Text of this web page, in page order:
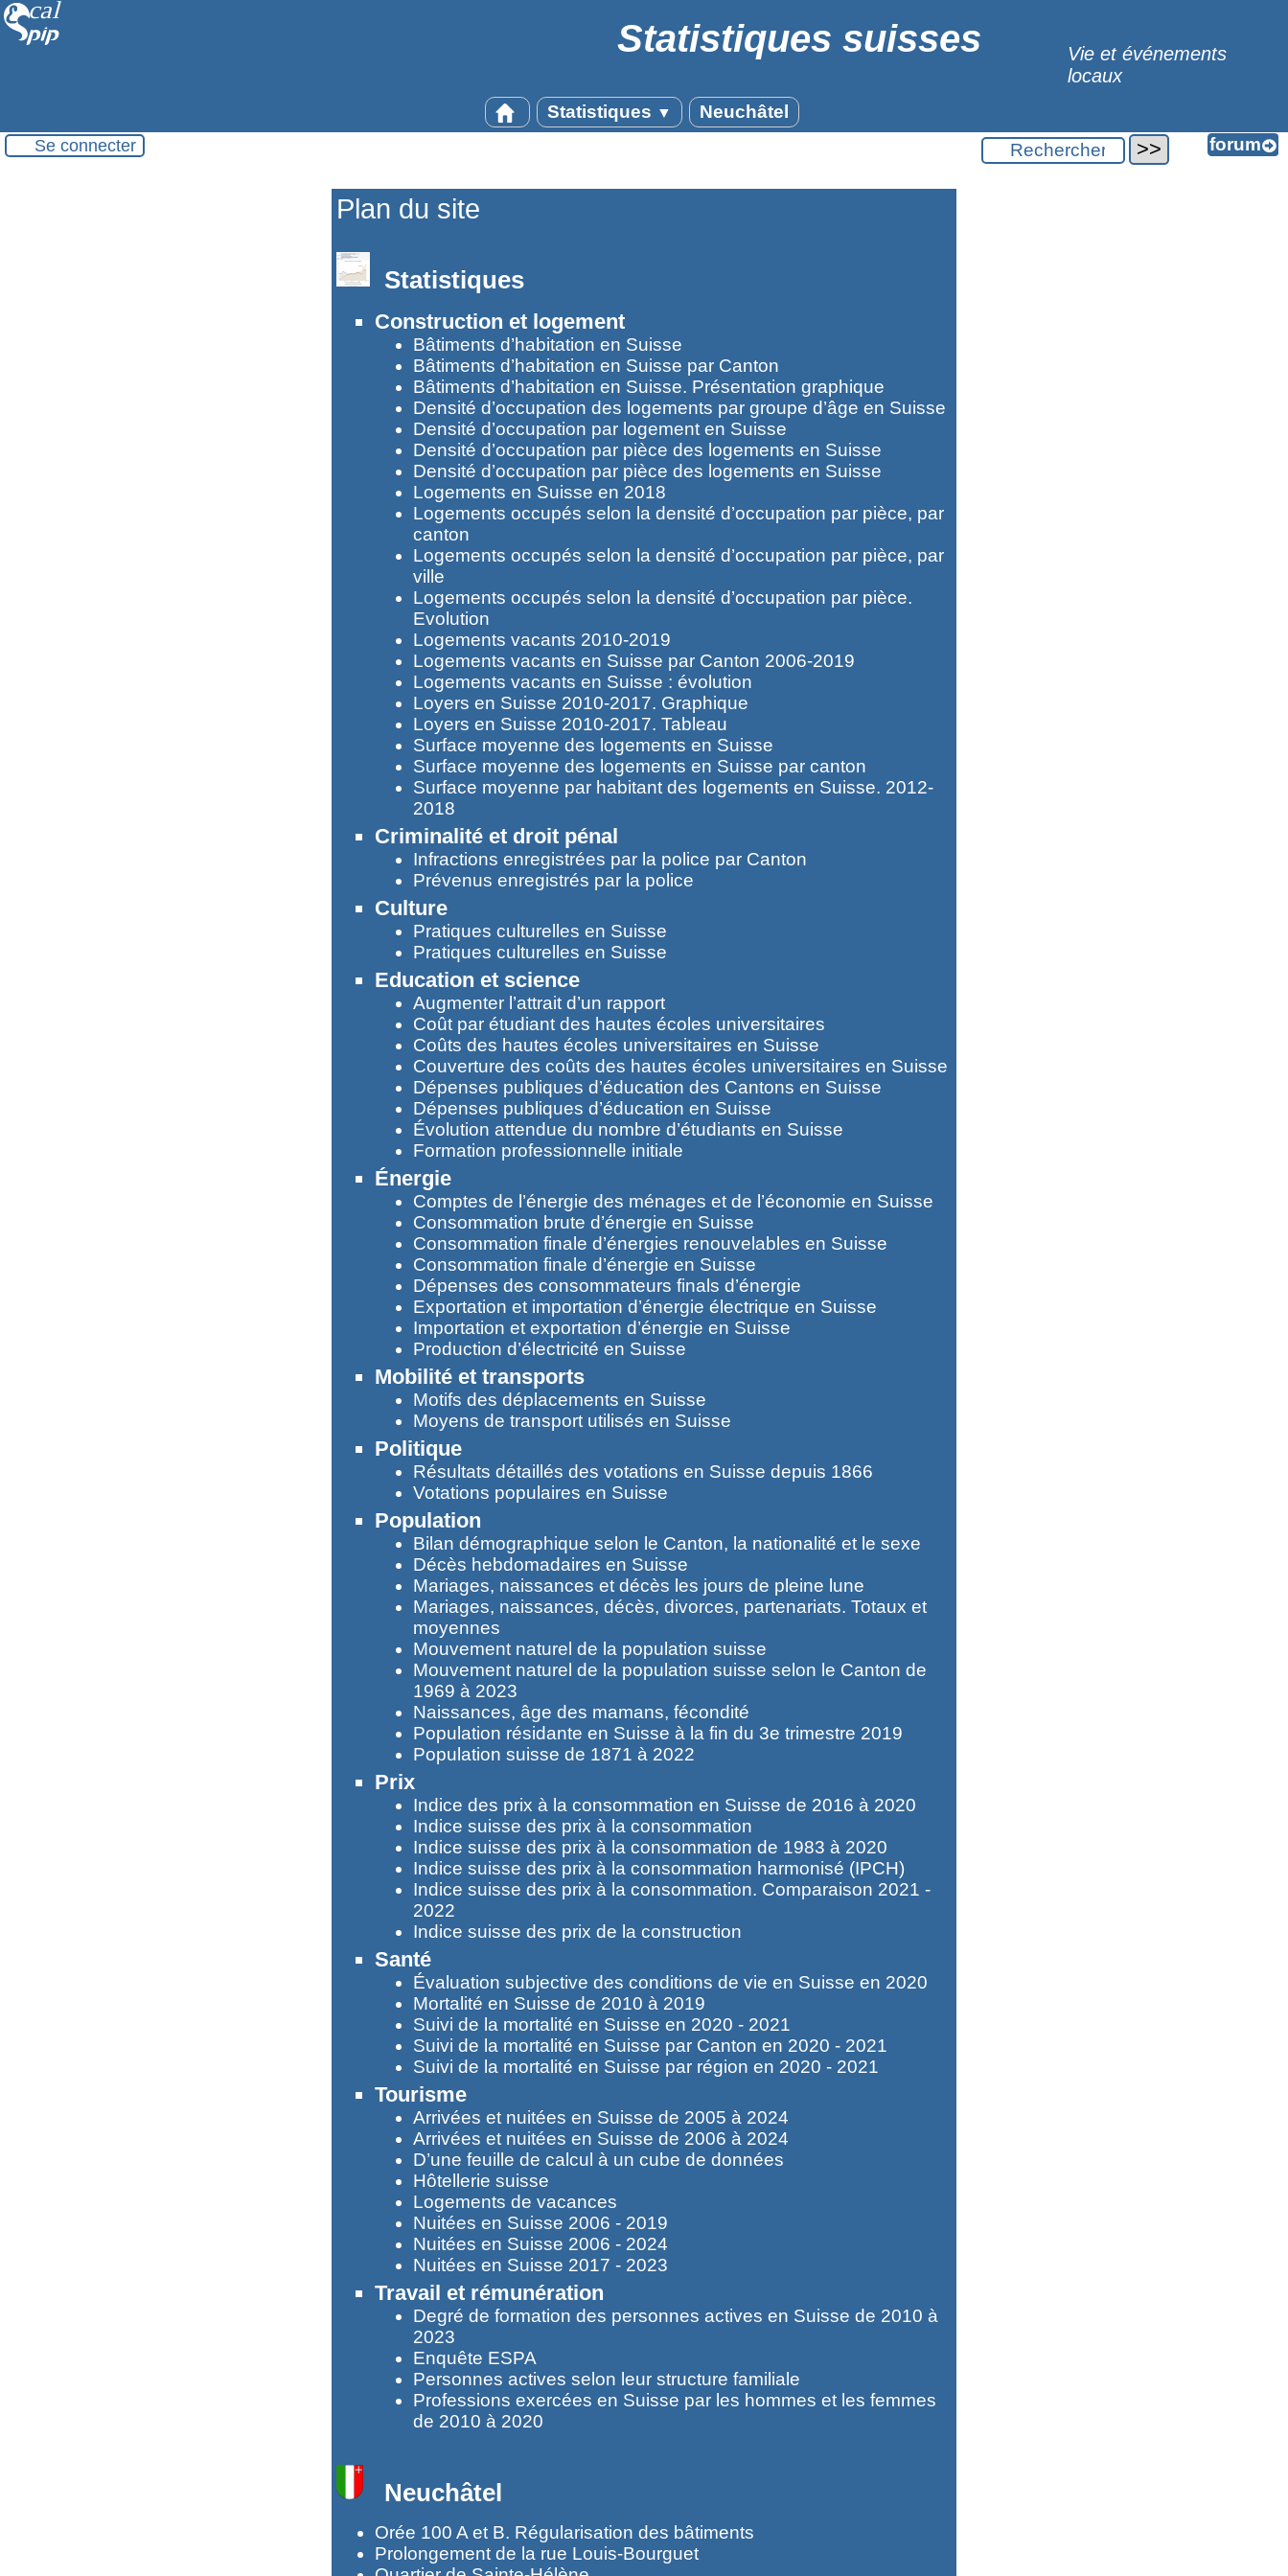
Statistiques suisses
Vie et événements
locaux
Statistiques ▼ Neuchâtel
Se connecter
Plan du site
Statistiques
Construction et logement
Bâtiments d’habitation en Suisse
Bâtiments d’habitation en Suisse par Canton
Bâtiments d’habitation en Suisse. Présentation graphique
Densité d’occupation des logements par groupe d’âge en Suisse
Densité d’occupation par logement en Suisse
Densité d’occupation par pièce des logements en Suisse
Densité d’occupation par pièce des logements en Suisse
Logements en Suisse en 2018
Logements occupés selon la densité d’occupation par pièce, par
canton
Logements occupés selon la densité d’occupation par pièce, par
ville
Logements occupés selon la densité d’occupation par pièce.
Evolution
Logements vacants 2010-2019
Logements vacants en Suisse par Canton 2006-2019
Logements vacants en Suisse : évolution
Loyers en Suisse 2010-2017. Graphique
Loyers en Suisse 2010-2017. Tableau
Surface moyenne des logements en Suisse
Surface moyenne des logements en Suisse par canton
Surface moyenne par habitant des logements en Suisse. 2012-
2018
Criminalité et droit pénal
Infractions enregistrées par la police par Canton
Prévenus enregistrés par la police
Culture
Pratiques culturelles en Suisse
Pratiques culturelles en Suisse
Education et science
Augmenter l’attrait d’un rapport
Coût par étudiant des hautes écoles universitaires
Coûts des hautes écoles universitaires en Suisse
Couverture des coûts des hautes écoles universitaires en Suisse
Dépenses publiques d’éducation des Cantons en Suisse
Dépenses publiques d’éducation en Suisse
Évolution attendue du nombre d’étudiants en Suisse
Formation professionnelle initiale
Énergie
Comptes de l’énergie des ménages et de l’économie en Suisse
Consommation brute d’énergie en Suisse
Consommation finale d’énergies renouvelables en Suisse
Consommation finale d’énergie en Suisse
Dépenses des consommateurs finals d’énergie
Exportation et importation d’énergie électrique en Suisse
Importation et exportation d’énergie en Suisse
Production d’électricité en Suisse
Mobilité et transports
Motifs des déplacements en Suisse
Moyens de transport utilisés en Suisse
Politique
Résultats détaillés des votations en Suisse depuis 1866
Votations populaires en Suisse
Population
Bilan démographique selon le Canton, la nationalité et le sexe
Décès hebdomadaires en Suisse
Mariages, naissances et décès les jours de pleine lune
Mariages, naissances, décès, divorces, partenariats. Totaux et
moyennes
Mouvement naturel de la population suisse
Mouvement naturel de la population suisse selon le Canton de
1969 à 2023
Naissances, âge des mamans, fécondité
Population résidante en Suisse à la fin du 3e trimestre 2019
Population suisse de 1871 à 2022
Prix
Indice des prix à la consommation en Suisse de 2016 à 2020
Indice suisse des prix à la consommation
Indice suisse des prix à la consommation de 1983 à 2020
Indice suisse des prix à la consommation harmonisé (IPCH)
Indice suisse des prix à la consommation. Comparaison 2021 -
2022
Indice suisse des prix de la construction
Santé
Évaluation subjective des conditions de vie en Suisse en 2020
Mortalité en Suisse de 2010 à 2019
Suivi de la mortalité en Suisse en 2020 - 2021
Suivi de la mortalité en Suisse par Canton en 2020 - 2021
Suivi de la mortalité en Suisse par région en 2020 - 2021
Tourisme
Arrivées et nuitées en Suisse de 2005 à 2024
Arrivées et nuitées en Suisse de 2006 à 2024
D’une feuille de calcul à un cube de données
Hôtellerie suisse
Logements de vacances
Nuitées en Suisse 2006 - 2019
Nuitées en Suisse 2006 - 2024
Nuitées en Suisse 2017 - 2023
Travail et rémunération
Degré de formation des personnes actives en Suisse de 2010 à
2023
Enquête ESPA
Personnes actives selon leur structure familiale
Professions exercées en Suisse par les hommes et les femmes
de 2010 à 2020
Neuchâtel
Orée 100 A et B. Régularisation des bâtiments
Prolongement de la rue Louis-Bourguet